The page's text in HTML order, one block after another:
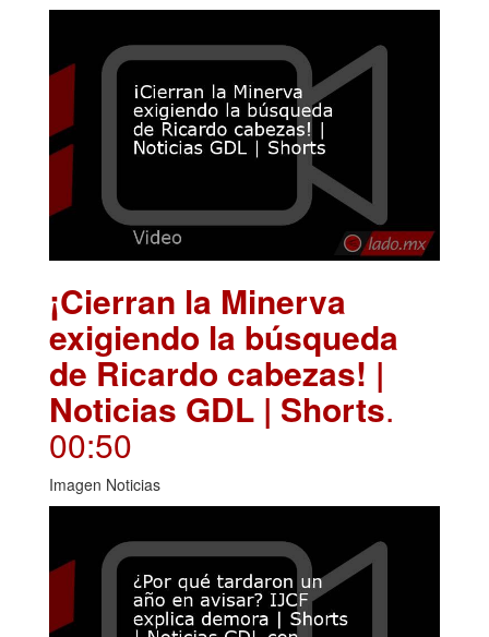
¡Cierran la Minerva
exigiendo la búsqueda
de Ricardo cabezas! |
Noticias GDL | Shorts.
00:50
Imagen Noticias